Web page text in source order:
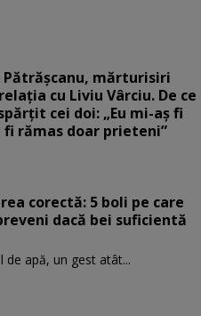
Pătrășcanu, mărturisiri
cu Liviu Vârciu. De ce
cei doi: „Eu mi-aș fi
fi rămas doar prieteni”
corectă: 5 boli pe care
dacă bei suficientă
de apă, un gest atât...